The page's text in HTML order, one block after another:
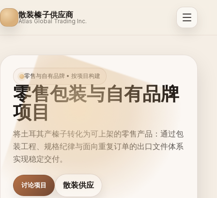
散装榛子供应商
Atlas Global Trading Inc.
零售与自有品牌 • 按项目构建
零售包装与自有品牌
项目
将土耳其产榛子转化为可上架的零售产品：通过包
装工程、规格纪律与面向重复订单的出口文件体系
实现稳定交付。
讨论项目 散装供应